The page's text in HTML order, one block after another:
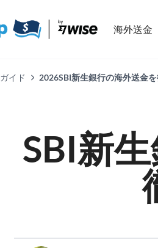
海外送金
ガイド 2026SBI新生銀行の海外送金を
SBI新